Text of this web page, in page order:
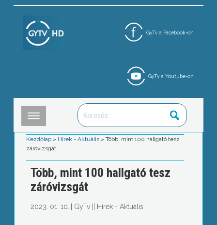
GyTv a Facebook-on
GyTv a Youtube-on
Kezdőlap » Hírek - Aktuális »Több, mint 100 hallgató tesz
záróvizsgát
Több, mint 100 hallgató tesz
záróvizsgát
2023. 01. 10. GyTv|| Hírek - Aktuális